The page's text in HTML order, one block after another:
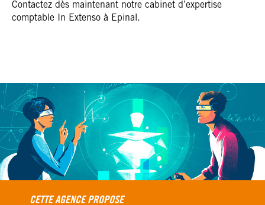
Contactez dès maintenant notre cabinet d’expertise
comptable In Extenso à Epinal.
CETTE AGENCE PROPOSE